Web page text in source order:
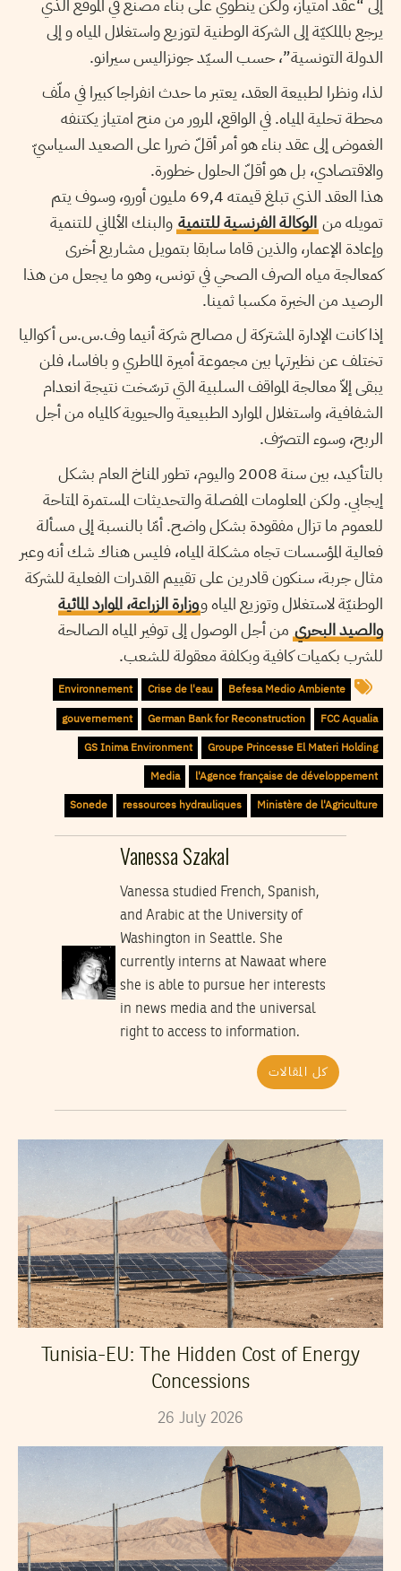
إلى “عقد امتياز، ولكن ينطوي على بناء مصنع في الموقع الذي
يرجع بالملكيّة إلى الشركة الوطنية لتوزيع واستغلال المياه و إلى
الدولة التونسية”، حسب السيّد جونزاليس سيرانو.
لذا، ونظرا لطبيعة العقد، يعتبر ما حدث انفراجا كبيرا في ملّف
محطة تحلية المياه. في الواقع، المرور من منح امتياز يكتنفه
الغموض إلى عقد بناء هو أمر أقلّ ضررا على الصعيد السياسيّ
والاقتصادي، بل هو أقلّ الحلول خطورة.
هذا العقد الذي تبلغ قيمته 69,4 مليون أورو، وسوف يتم
تمويله من الوكالة الفرنسية للتنمية والبنك الألماني للتنمية
وإعادة الإعمار، والذين قاما سابقا بتمويل مشاريع أخرى
كمعالجة مياه الصرف الصحي في تونس، وهو ما يجعل من هذا
الرصيد من الخبرة مكسبا ثمينا.
إذا كانت الإدارة المشتركة ل مصالح شركة أنيما وف.س.س أكواليا
تختلف عن نظيرتها بين مجموعة أميرة الماطري و بافاسا، فلن
يبقى إلاّ معالجة المواقف السلبية التي ترسّخت نتيجة انعدام
الشفافية، واستغلال الموارد الطبيعية والحيوية كالمياه من أجل
الربح، وسوء التصرّف.
بالتأكيد، بين سنة 2008 واليوم، تطور المناخ العام بشكل
إيجابي. ولكن المعلومات المفصلة والتحديثات المستمرة المتاحة
للعموم ما تزال مفقودة بشكل واضح. أمّا بالنسبة إلى مسألة
فعالية المؤسسات تجاه مشكلة المياه، فليس هناك شك أنه وعبر
مثال جربة، سنكون قادرين على تقييم القدرات الفعلية للشركة
الوطنيّة لاستغلال وتوزيع المياه ووزارة الزراعة، الموارد المائية
والصيد البحري من أجل الوصول إلى توفير المياه الصالحة
للشرب بكميات كافية وبكلفة معقولة للشعب.
Befesa Medio Ambiente
Crise de l'eau
Environnement
FCC Aqualia
German Bank for Reconstruction
gouvernement
Groupe Princesse El Materi Holding
GS Inima Environment
l'Agence française de développement
Media
Ministère de l'Agriculture
ressources hydrauliques
Sonede
Vanessa Szakal
Vanessa studied French, Spanish,
and Arabic at the University of
Washington in Seattle. She
currently interns at Nawaat where
she is able to pursue her interests
in news media and the universal
right to access to information.
كل المقالات
Tunisia-EU: The Hidden Cost of Energy
Concessions
26 July 2026